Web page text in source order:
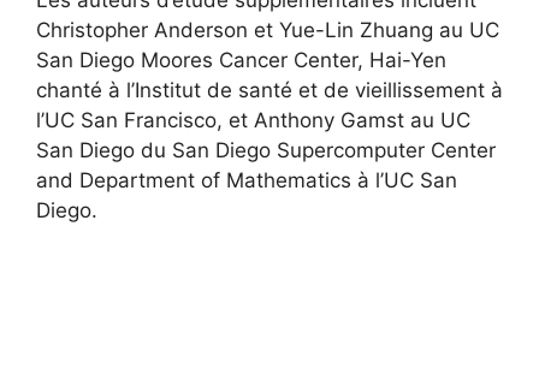
Christopher Anderson et Yue-Lin Zhuang au UC
San Diego Moores Cancer Center, Hai-Yen
chanté à l’Institut de santé et de vieillissement à
l’UC San Francisco, et Anthony Gamst au UC
San Diego du San Diego Supercomputer Center
and Department of Mathematics à l’UC San
Diego.